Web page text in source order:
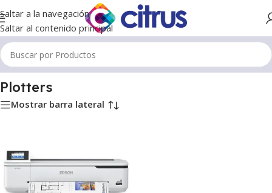
Saltar a la navegación
Saltar al contenido principal
Inicio/Plotters
Plotters
Mostrar barra lateral